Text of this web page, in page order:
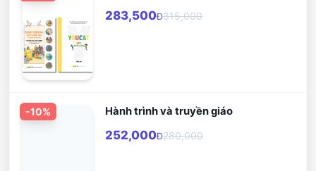
283,500Đ315,000
-10% Hành trình và truyền giáo
252,000Đ280,000